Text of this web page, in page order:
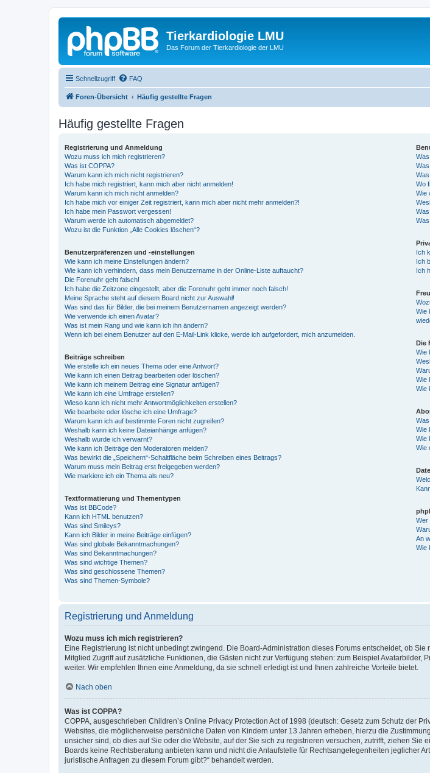
Tierkardiologie LMU
Das Forum der Tierkardiologie der LMU
Schnellzugriff FAQ
Foren-Übersicht Häufig gestellte Fragen
Häufig gestellte Fragen
Registrierung und Anmeldung
Wozu muss ich mich registrieren?
Was ist COPPA?
Warum kann ich mich nicht registrieren?
Ich habe mich registriert, kann mich aber nicht anmelden!
Warum kann ich mich nicht anmelden?
Ich habe mich vor einiger Zeit registriert, kann mich aber nicht mehr anmelden?!
Ich habe mein Passwort vergessen!
Warum werde ich automatisch abgemeldet?
Wozu ist die Funktion „Alle Cookies löschen“?
Benutzerpräferenzen und -einstellungen
Wie kann ich meine Einstellungen ändern?
Wie kann ich verhindern, dass mein Benutzername in der Online-Liste auftaucht?
Die Forenuhr geht falsch!
Ich habe die Zeitzone eingestellt, aber die Forenuhr geht immer noch falsch!
Meine Sprache steht auf diesem Board nicht zur Auswahl!
Was sind das für Bilder, die bei meinem Benutzernamen angezeigt werden?
Wie verwende ich einen Avatar?
Was ist mein Rang und wie kann ich ihn ändern?
Wenn ich bei einem Benutzer auf den E-Mail-Link klicke, werde ich aufgefordert, mich anzumelden.
Beiträge schreiben
Wie erstelle ich ein neues Thema oder eine Antwort?
Wie kann ich einen Beitrag bearbeiten oder löschen?
Wie kann ich meinem Beitrag eine Signatur anfügen?
Wie kann ich eine Umfrage erstellen?
Wieso kann ich nicht mehr Antwortmöglichkeiten erstellen?
Wie bearbeite oder lösche ich eine Umfrage?
Warum kann ich auf bestimmte Foren nicht zugreifen?
Weshalb kann ich keine Dateianhänge anfügen?
Weshalb wurde ich verwarnt?
Wie kann ich Beiträge den Moderatoren melden?
Was bewirkt die „Speichern“-Schaltfläche beim Schreiben eines Beitrags?
Warum muss mein Beitrag erst freigegeben werden?
Wie markiere ich ein Thema als neu?
Textformatierung und Thementypen
Was ist BBCode?
Kann ich HTML benutzen?
Was sind Smileys?
Kann ich Bilder in meine Beiträge einfügen?
Was sind globale Bekanntmachungen?
Was sind Bekanntmachungen?
Was sind wichtige Themen?
Was sind geschlossene Themen?
Was sind Themen-Symbole?
Wo
Wie
Ich
Ich
Ich
Wie
Die
Wie
Wie
Wie
Wie
Wie
Wie
Wer
An
Wie
Registrierung und Anmeldung
Wozu muss ich mich registrieren?
Eine Registrierung ist nicht unbedingt zwingend. Die Board-Administration dieses Forums entscheidet, ob
Mitglied Zugriff auf zusätzliche Funktionen, die Gästen nicht zur Verfügung stehen: zum Beispiel
weiter. Wir empfehlen Ihnen eine Anmeldung, da sie schnell erledigt ist und Ihnen zahlreiche Vorteile bietet.
Nach oben
Was ist COPPA?
COPPA, ausgeschrieben Children’s Online Privacy Protection Act of 1998 (deutsch: Gesetz zum Schutz der
Websites, die möglicherweise persönliche Daten von Kindern unter 13 Jahren erheben, hierzu die
unsicher sind, ob dies auf Sie oder die Website, auf der Sie sich zu registrieren versuchen, zutrifft, ziehen
Boards keine Rechtsberatung anbieten kann und nicht die Anlaufstelle für Rechtsangelegenheiten jeglicher
juristische Anfragen zu diesem Forum gibt?“ behandelt werden.